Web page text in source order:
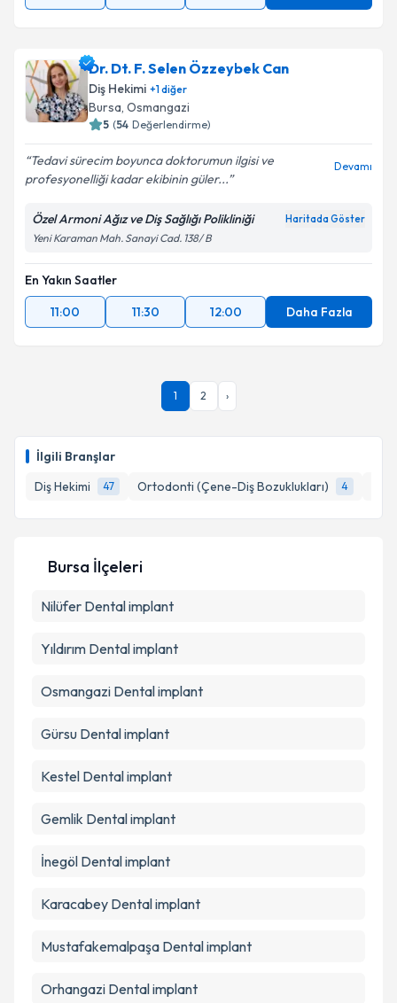
İlgili Branşlar
Diş Hekimi
47 Ortodonti (Çene-Diş Bozuklukları) 4
Dr. Dt. F. Selen Özzeybek Can
Diş Hekimi +1diğer
Bursa, Osmangazi
5 (54 Değerlendirme)
Tedavi sürecim boyunca doktorumun ilgisi ve
profesyonelliği kadar ekibinin güler...
Devamı
Özel Armoni Ağız ve Diş Sağlığı Polikliniği Haritada Göster
Yeni Karaman Mah. Sanayi Cad. 138/ B
En Yakın Saatler
11:00
11:30 12:00 Daha Fazla
1 2 ›
Bursa İlçeleri
Nilüfer Dental implant
Yıldırım Dental implant
Osmangazi Dental implant
Gürsu Dental implant
Kestel Dental implant
Gemlik Dental implant
İnegöl Dental implant
Karacabey Dental implant
Mustafakemalpaşa Dental implant
Orhangazi Dental implant